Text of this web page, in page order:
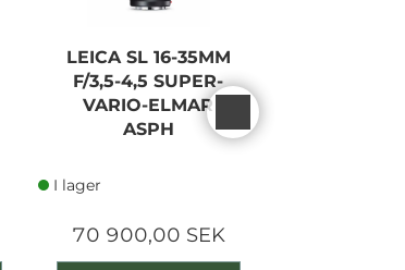
LEICA SL 16-35MM
F/3,5-4,5 SUPER-
VARIO-ELMAR
ASPH
I lager
70 900,00 SEK